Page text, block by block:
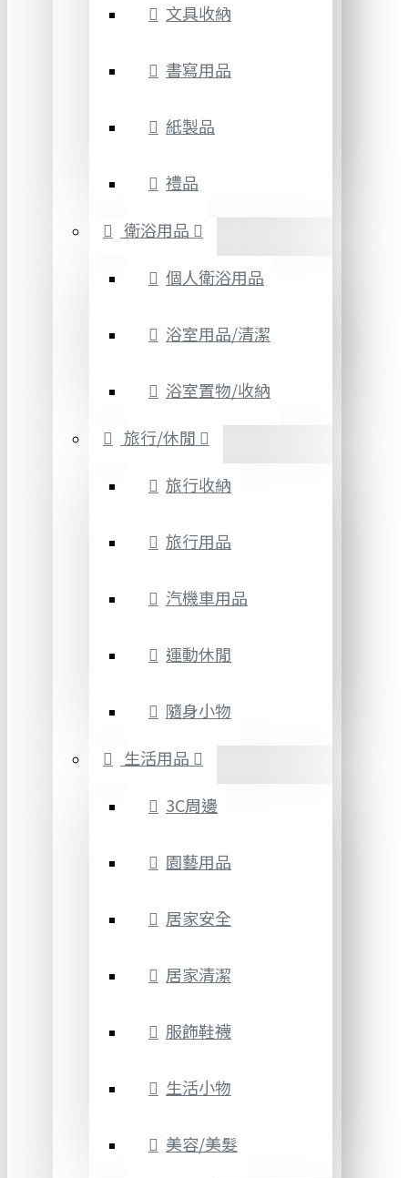
文具收納
書寫用品
紙製品
禮品
衛浴用品
個人衛浴用品
浴室用品/清潔
浴室置物/收納
旅行/休閒
旅行收納
旅行用品
汽機車用品
運動休閒
隨身小物
生活用品
3C周邊
園藝用品
居家安全
居家清潔
服飾鞋襪
生活小物
美容/美髮